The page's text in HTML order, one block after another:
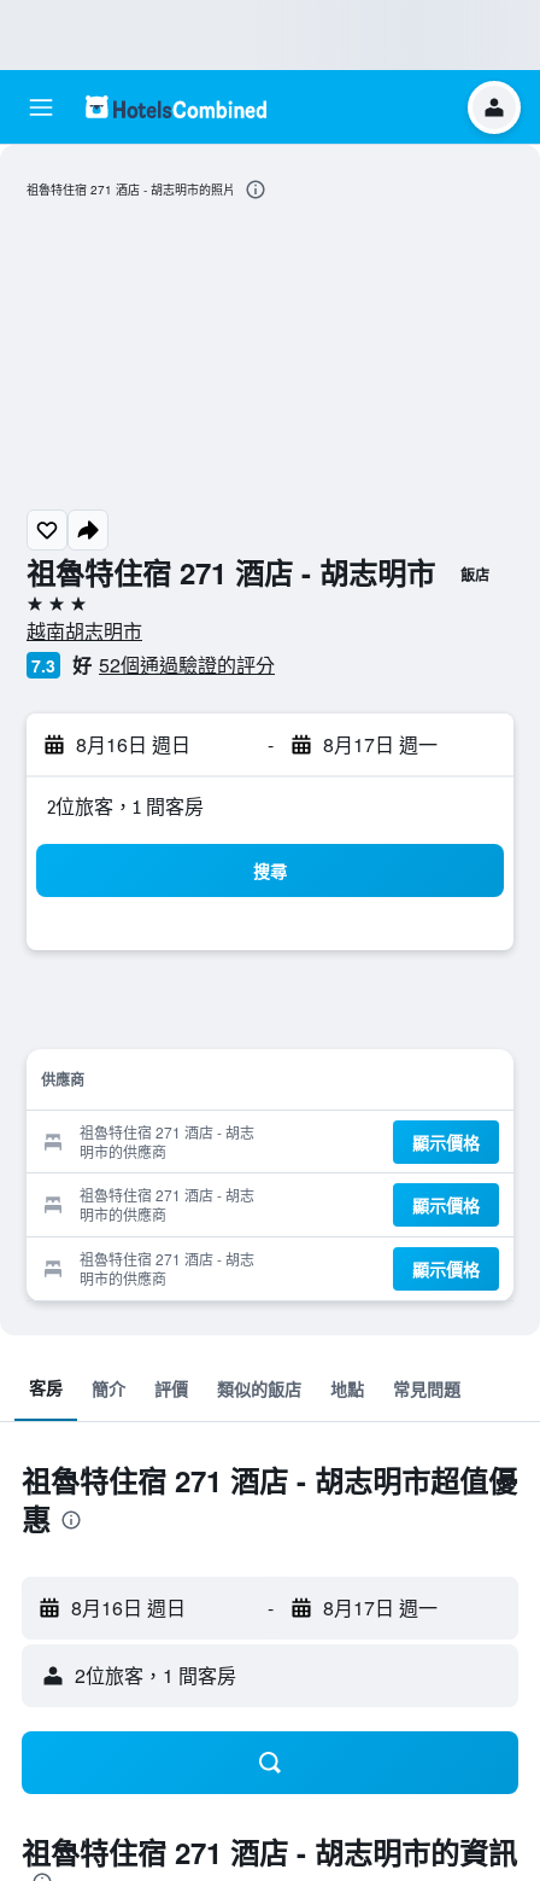
祖魯特住宿 271 酒店 - 胡志明市 飯店
3星級
越南胡志明市
7.3 好 52個通過驗證的評分
8月16日 週日 - 8月17日 週一
2位旅客，1 間客房
搜尋
供應商
祖魯特住宿 271 酒店 - 胡志
明市的供應商
顯示價格
祖魯特住宿 271 酒店 - 胡志
明市的供應商
顯示價格
祖魯特住宿 271 酒店 - 胡志
明市的供應商
顯示價格
祖魯特住宿 271 酒店 - 胡志明市的照片
客房 簡介 評價 類似的飯店 地點 常見問題
祖魯特住宿 271 酒店 - 胡志明市超值優
惠
8月16日 週日 - 8月17日 週一
2位旅客，1 間客房
祖魯特住宿 271 酒店 - 胡志明市的資訊